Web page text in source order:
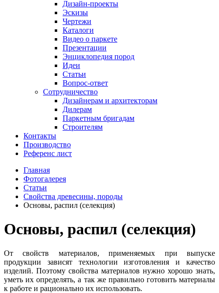
Дизайн-проекты
Эскизы
Чертежи
Каталоги
Видео о паркете
Презентации
Энциклопедия пород
Идеи
Статьи
Вопрос-ответ
Сотрудничество
Дизайнерам и архитекторам
Дилерам
Паркетным бригадам
Строителям
Контакты
Производство
Референс лист
Главная
Фотогалерея
Статьи
Свойства древесины, породы
Основы, распил (селекция)
Основы, распил (селекция)
От свойств материалов, применяемых при выпуске
продукции зависят технологии изготовления и качество
изделий. Поэтому свойства материалов нужно хорошо знать,
уметь их определять, а так же правильно готовить материалы
к работе и рационально их использовать.